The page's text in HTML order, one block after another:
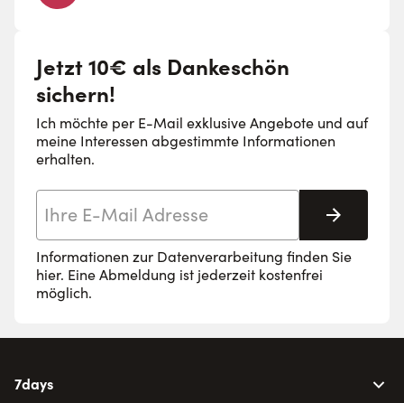
Jetzt 10€ als Dankeschön
sichern!
Ich möchte per E-Mail exklusive Angebote und auf
meine Interessen abgestimmte Informationen
erhalten.
Informationen zur Datenverarbeitung finden Sie
hier. Eine Abmeldung ist jederzeit kostenfrei
möglich.
7days